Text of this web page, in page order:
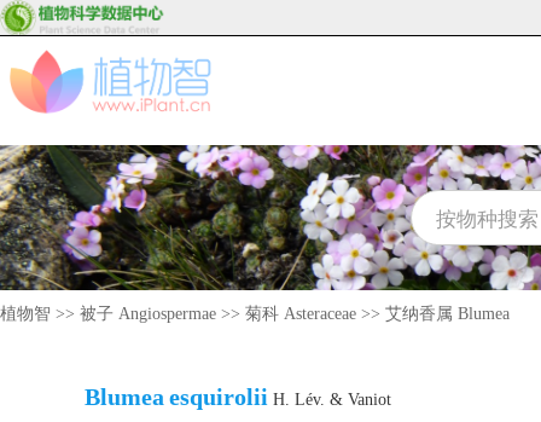
植物智 >> 被子 Angiospermae >> 菊科 Asteraceae >> 艾纳香属 Blumea
Blumea esquirolii H. Lév. & Vaniot